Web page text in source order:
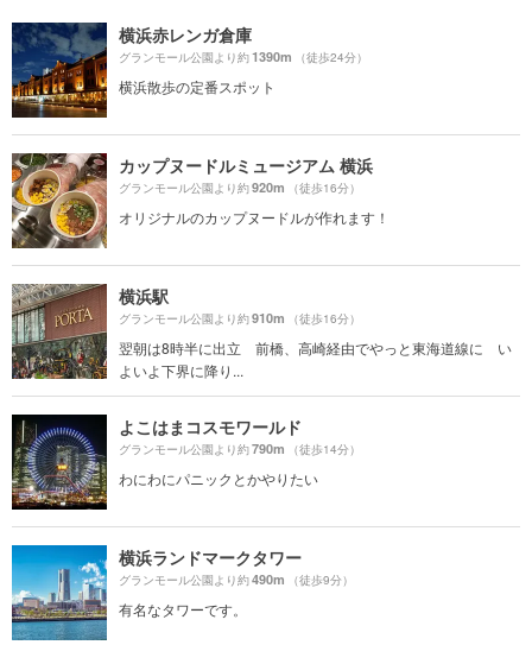
横浜赤レンガ倉庫
グランモール公園より約1390m （徒歩24分）
横浜散歩の定番スポット
カップヌードルミュージアム 横浜
グランモール公園より約920m （徒歩16分）
オリジナルのカップヌードルが作れます！
横浜駅
グランモール公園より約910m （徒歩16分）
翌朝は8時半に出立 前橋、高崎経由でやっと東海道線に い
よいよ下界に降り...
よこはまコスモワールド
グランモール公園より約790m （徒歩14分）
わにわにパニックとかやりたい
横浜ランドマークタワー
グランモール公園より約490m （徒歩9分）
有名なタワーです。